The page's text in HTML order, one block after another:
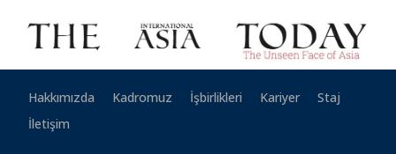
Hakkımızda Kadromuz İşbirlikleri Kariyer
Staj
İletişim